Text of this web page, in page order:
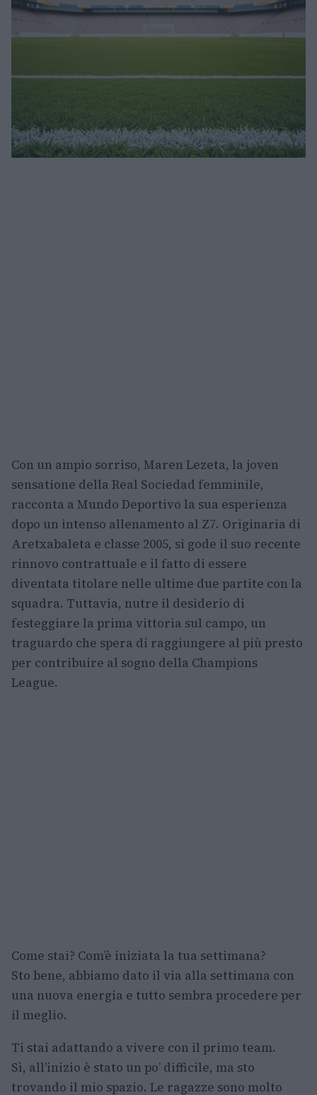
Con un ampio sorriso, Maren Lezeta, la joven
sensatione della Real Sociedad femminile,
racconta a Mundo Deportivo la sua esperienza
dopo un intenso allenamento al Z7. Originaria di
Aretxabaleta e classe 2005, si gode il suo recente
rinnovo contrattuale e il fatto di essere
diventata titolare nelle ultime due partite con la
squadra. Tuttavia, nutre il desiderio di
festeggiare la prima vittoria sul campo, un
traguardo che spera di raggiungere al più presto
per contribuire al sogno della Champions
League.
Come stai? Com’è iniziata la tua settimana?
Sto bene, abbiamo dato il via alla settimana con
una nuova energia e tutto sembra procedere per
il meglio.
Ti stai adattando a vivere con il primo team.
Sì, all’inizio è stato un po’ difficile, ma sto
trovando il mio spazio. Le ragazze sono molto